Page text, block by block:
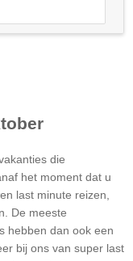
die
het moment dat u
last minute reizen,
De meeste
hebben dan ook een
bij ons van super last